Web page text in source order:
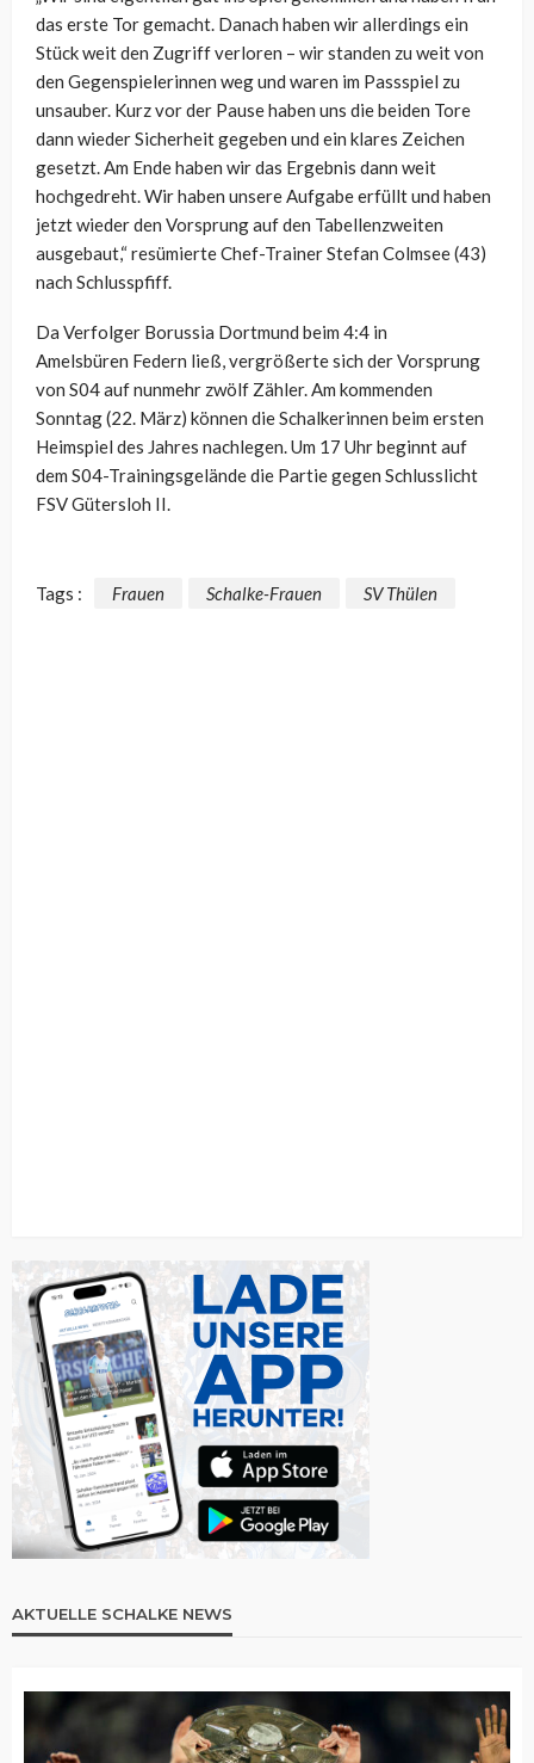
das erste Tor gemacht. Danach haben wir allerdings ein
Stück weit den Zugriff verloren – wir standen zu weit von
den Gegenspielerinnen weg und waren im Passspiel zu
unsauber. Kurz vor der Pause haben uns die beiden Tore
dann wieder Sicherheit gegeben und ein klares Zeichen
gesetzt. Am Ende haben wir das Ergebnis dann weit
hochgedreht. Wir haben unsere Aufgabe erfüllt und haben
jetzt wieder den Vorsprung auf den Tabellenzweiten
ausgebaut,“ resümierte Chef-Trainer Stefan Colmsee (43)
nach Schlusspfiff.
Da Verfolger Borussia Dortmund beim 4:4 in
Amelsbüren Federn ließ, vergrößerte sich der Vorsprung
von S04 auf nunmehr zwölf Zähler. Am kommenden
Sonntag (22. März) können die Schalkerinnen beim ersten
Heimspiel des Jahres nachlegen. Um 17 Uhr beginnt auf
dem S04-Trainingsgelände die Partie gegen Schlusslicht
FSV Gütersloh II.
Tags : Frauen Schalke-Frauen SV Thülen
AKTUELLE SCHALKE NEWS